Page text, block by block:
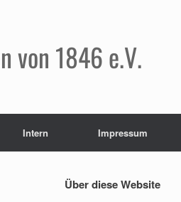
von 1846 e.V.
Intern Impressum
Über diese Website